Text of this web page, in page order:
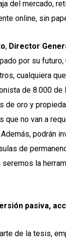
del mercado,
online, sin
, Director
por su
cualquiera
de 8.000
de oro y
no van a
podrán
de
la
pasiva,
de la tesis,